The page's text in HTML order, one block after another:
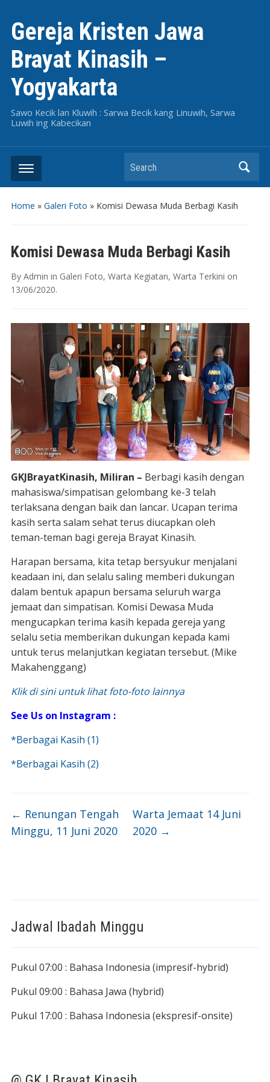
Gereja Kristen Jawa
Brayat Kinasih –
Yogyakarta
Sawo Kecik lan Kluwih : Sarwa Becik kang Linuwih, Sarwa
Luwih ing Kabecikan
Search
Home » Galeri Foto » Komisi Dewasa Muda Berbagi Kasih
Komisi Dewasa Muda Berbagi Kasih
By Admin in Galeri Foto, Warta Kegiatan, Warta Terkini on
13/06/2020.
GKJBrayatKinasih, Miliran – Berbagi kasih dengan
mahasiswa/simpatisan gelombang ke-3 telah
terlaksana dengan baik dan lancar. Ucapan terima
kasih serta salam sehat terus diucapkan oleh
teman-teman bagi gereja Brayat Kinasih.
Harapan bersama, kita tetap bersyukur menjalani
keadaan ini, dan selalu saling memberi dukungan
dalam bentuk apapun bersama seluruh warga
jemaat dan simpatisan. Komisi Dewasa Muda
mengucapkan terima kasih kepada gereja yang
selalu setia memberikan dukungan kepada kami
untuk terus melanjutkan kegiatan tersebut. (Mike
Makahenggang)
Klik di sini untuk lihat foto-foto lainnya
See Us on Instagram :
*Berbagai Kasih (1)
*Berbagai Kasih (2)
← Renungan Tengah
Minggu, 11 Juni 2020
Warta Jemaat 14 Juni
2020 →
Jadwal Ibadah Minggu
Pukul 07:00 : Bahasa Indonesia (impresif-hybrid)
Pukul 09:00 : Bahasa Jawa (hybrid)
Pukul 17:00 : Bahasa Indonesia (ekspresif-onsite)